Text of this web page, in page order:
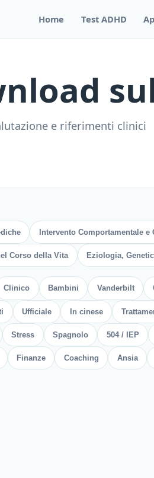
Home Test ADHD
e riferimenti clinici
Intervento Comportamentale e
Corso della Vita Eziologia,
Clinico Bambini Vanderbilt
Ufficiale In cinese
Stress Spagnolo 504 / IEP
Finanze Coaching Ansia